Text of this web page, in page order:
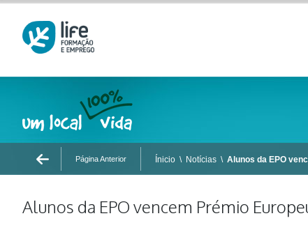
Página Anterior Ínicio \ Notícias \ Alunos da EPO
Alunos da EPO vencem Prémio